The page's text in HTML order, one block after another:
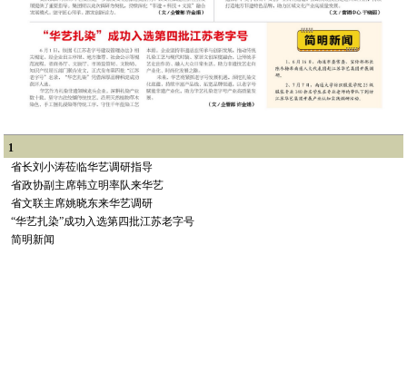
1
省长刘小涛莅临华艺调研指导
省政协副主席韩立明率队来华艺
省文联主席姚晓东来华艺调研
“华艺扎染”成功入选第四批江苏老字号
简明新闻